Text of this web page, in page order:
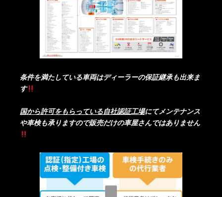
条件を満たしている車両はディーラーの保証継承も出来ま
す
国から許可をもらっている自社認証工場にてメンテナンス
や車検も承りますので販売だけの車屋さんではありません